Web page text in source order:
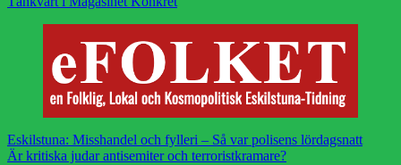
Eskilstuna: Misshandel och fylleri – Så var polisens lördagsnatt
Är kritiska judar antisemiter och terroristkramare?